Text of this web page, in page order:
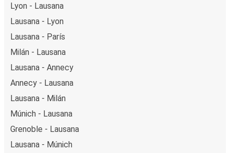
Lyon - Lausana
Lausana - Lyon
Lausana - París
Milán - Lausana
Lausana - Annecy
Annecy - Lausana
Lausana - Milán
Múnich - Lausana
Grenoble - Lausana
Lausana - Múnich